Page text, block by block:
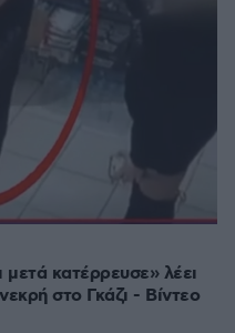
μετά κατέρρευσε» λέει
στο Γκάζι - Βίντεο